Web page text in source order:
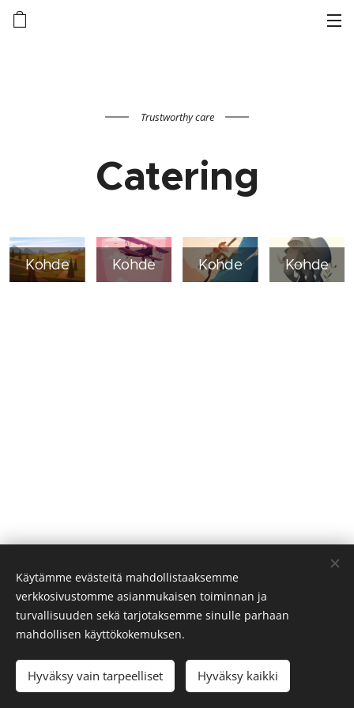
Trustworthy care
Catering
Kohde Kohde Kohde Kohde
NTH North Oy / All rights are reserved 2023
Y: 3394255-5 │ ALV.rek
Tietosuojaseloste|Terms of use
Languages
Suomi
English
Käytämme evästeitä mahdollistaaksemme
verkkosivustomme asianmukaisen toiminnan ja
turvallisuuden sekä tarjotaksemme sinulle parhaan
mahdollisen käyttökokemuksen.
Hyväksy vain tarpeelliset Hyväksy kaikki